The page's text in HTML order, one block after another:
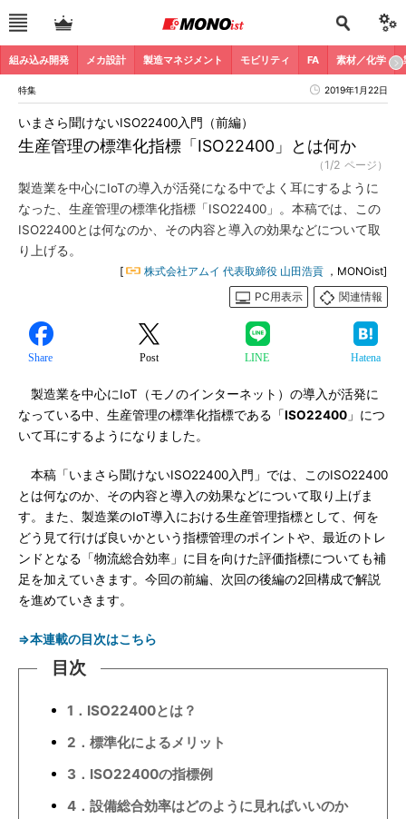
組み込み開発 メカ設計 製造マネジメント モビリティ FA 素材／化学
特集 2019年1月22日
生産管理の標準化指標「ISO22400」とは何か
いまさら聞けないISO22400入門（前編）
（1/2 ページ）
製造業を中心にIoTの導入が活発になる中でよく耳にするように
なった、生産管理の標準化指標「ISO22400」。本稿では、この
ISO22400とは何なのか、その内容と導入の効果などについて取
り上げる。
[ 株式会社アムイ 代表取締役 山田浩貢 ，MONOist]
PC用表示
関連情報
Share Post LINE Hatena
製造業を中心にIoT（モノのインターネット）の導入が活発に
なっている中、生産管理の標準化指標である「ISO22400 」につ
いて耳にするようになりました。
本稿「いまさら聞けないISO22400入門」では、このISO22400
とは何なのか、その内容と導入の効果などについて取り上げま
す。また、製造業のIoT導入における生産管理指標として、何を
どう見て行けば良いかという指標管理のポイントや、最近のトレ
ンドとなる「物流総合効率」に目を向けた評価指標についても補
足を加えていきます。今回の前編、次回の後編の2回構成で解説
を進めていきます。
⇒本連載の目次はこちら
目次
1．ISO22400とは？
2．標準化によるメリット
3．ISO22400の指標例
4．設備総合効率はどのように見ればいいのか